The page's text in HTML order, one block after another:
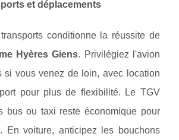
et déplacements
conditionne la réussite de
Hyères Giens. Privilégiez l'avion
si vous venez de loin, avec location
pour plus de flexibilité. Le TGV
bus ou taxi reste économique pour
En voiture, anticipez les bouchons